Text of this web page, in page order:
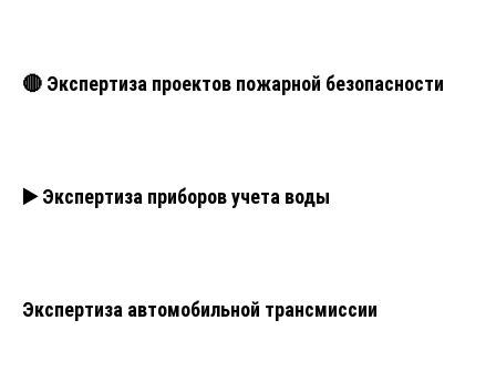
🔴 Экспертиза проектов пожарной безопасности
▶️ Экспертиза приборов учета воды
Экспертиза автомобильной трансмиссии